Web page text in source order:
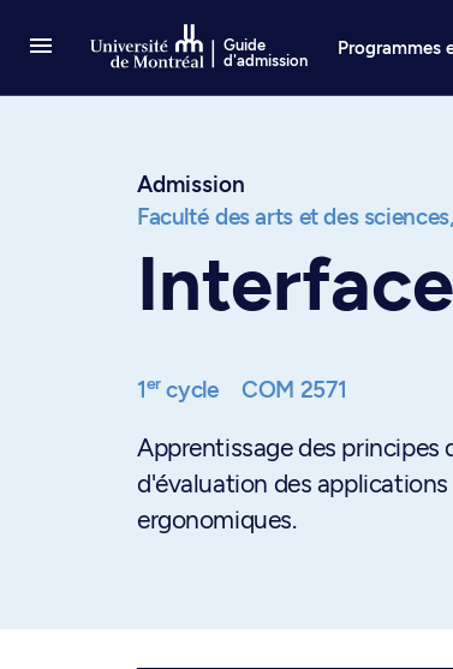
Guide
d'admission
Programmes
Admission
Faculté des arts et des sciences,
1ercycle COM 2571
Apprentissage des
d'évaluation des
ergonomiques.